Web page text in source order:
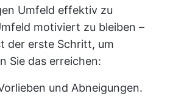
Umfeld effektiv zu
motiviert zu bleiben –
der erste Schritt, um
Sie das erreichen:
und Abneigungen.